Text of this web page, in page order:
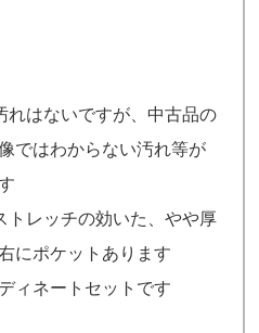
れはないですが、中古品の
ではわからない汚れ等が
トレッチの効いた、やや厚
にポケットあります
ィネートセットです